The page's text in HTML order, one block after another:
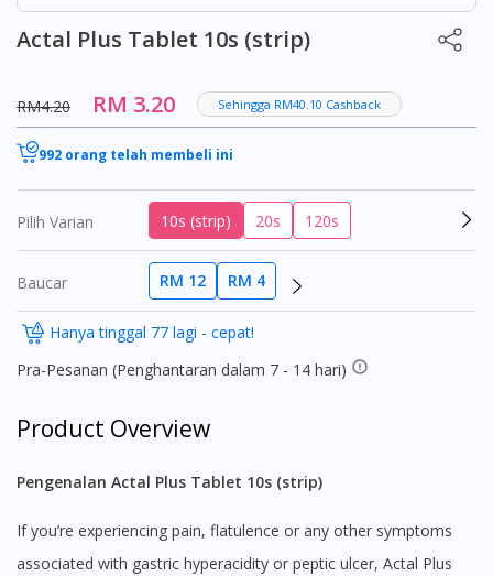
Actal Plus Tablet 10s (strip)
RM4.20 RM 3.20 Sehingga RM40.10 Cashback
992 orang telah membeli ini
Pilih Varian 10s (strip) 20s 120s
Baucar RM 12 RM 4
Hanya tinggal 77 lagi - cepat!
Pra-Pesanan (Penghantaran dalam 7 - 14 hari)
Product Overview
Pengenalan Actal Plus Tablet 10s (strip)
If you’re experiencing pain, flatulence or any other symptoms
associated with gastric hyperacidity or peptic ulcer, Actal Plus